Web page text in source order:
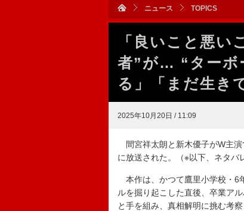
ニュース TOPICS
「良いこと悪い
者”が… “ターボ
る」「まだ生き
2025年10月20日 / 11:09
間宮祥太朗と新木優子がW主演
に放送された。（※以下、ネタバ
本作は、かつて鷹里小学校・6
ルを掘り起こした直後、卒業ア
と手を組み、真相解明に挑む考察